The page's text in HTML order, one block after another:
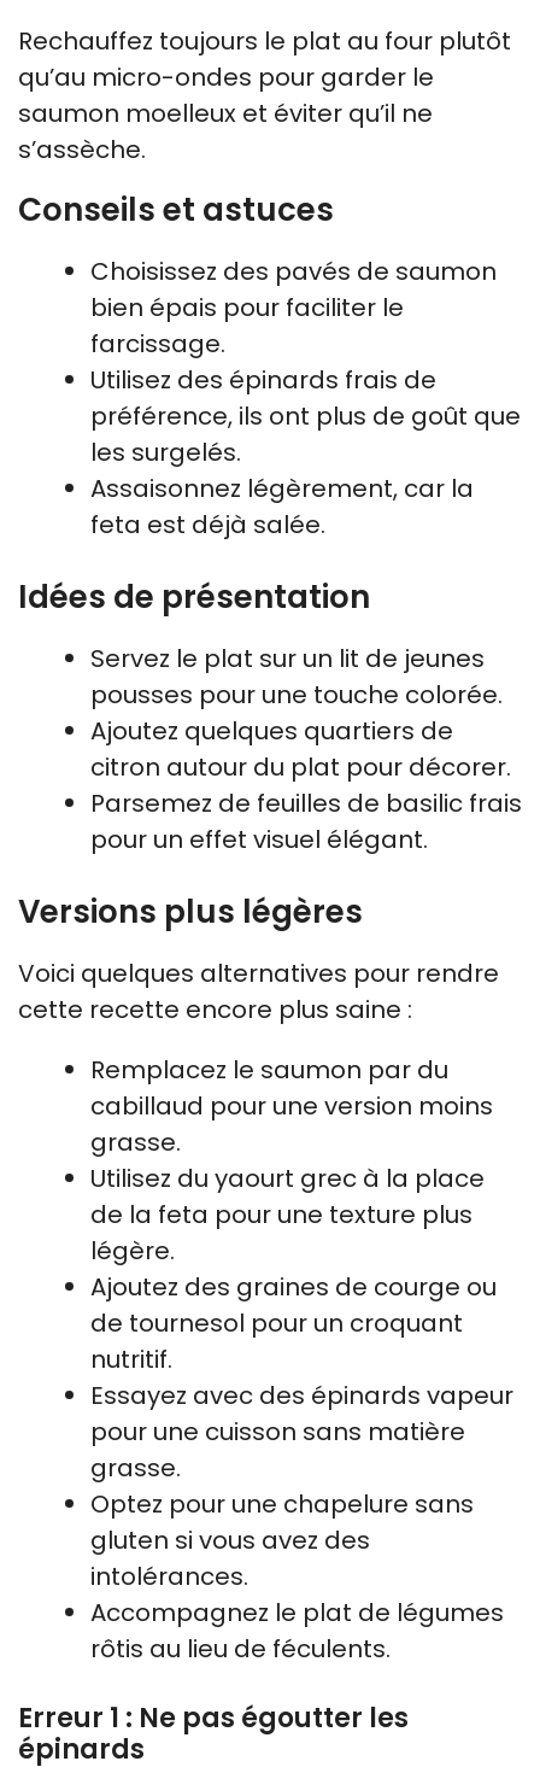
Rechauffez toujours le plat au four plutôt
qu’au micro-ondes pour garder le
saumon moelleux et éviter qu’il ne
s’assèche.
Conseils et astuces
Choisissez des pavés de saumon
bien épais pour faciliter le
farcissage.
Utilisez des épinards frais de
préférence, ils ont plus de goût que
les surgelés.
Assaisonnez légèrement, car la
feta est déjà salée.
Idées de présentation
Servez le plat sur un lit de jeunes
pousses pour une touche colorée.
Ajoutez quelques quartiers de
citron autour du plat pour décorer.
Parsemez de feuilles de basilic frais
pour un effet visuel élégant.
Versions plus légères
Voici quelques alternatives pour rendre
cette recette encore plus saine :
Remplacez le saumon par du
cabillaud pour une version moins
grasse.
Utilisez du yaourt grec à la place
de la feta pour une texture plus
légère.
Ajoutez des graines de courge ou
de tournesol pour un croquant
nutritif.
Essayez avec des épinards vapeur
pour une cuisson sans matière
grasse.
Optez pour une chapelure sans
gluten si vous avez des
intolérances.
Accompagnez le plat de légumes
rôtis au lieu de féculents.
Erreur 1 : Ne pas égoutter les
épinards